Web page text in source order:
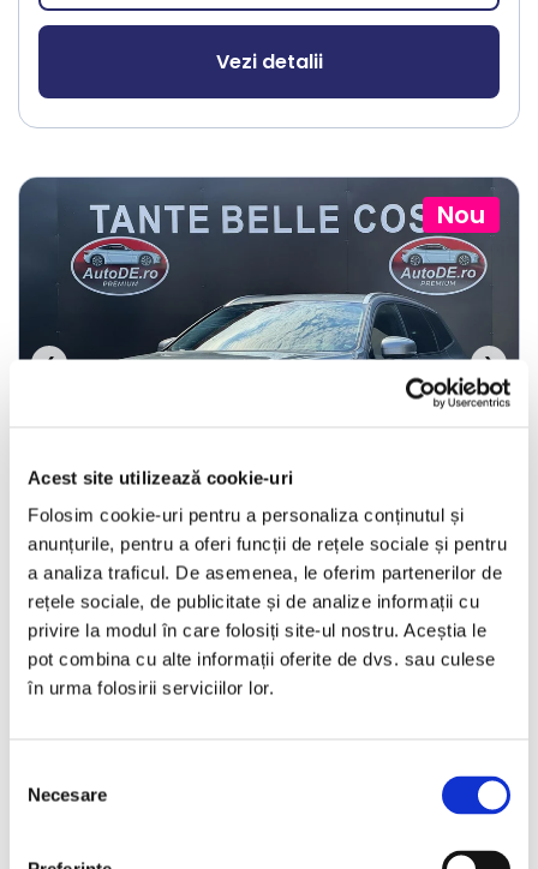
Acest site utilizează cookie-uri
Folosim cookie-uri pentru a personaliza conținutul și
anunțurile, pentru a oferi funcții de rețele sociale și pentru
a analiza traficul. De asemenea, le oferim partenerilor de
rețele sociale, de publicitate și de analize informații cu
privire la modul în care folosiți site-ul nostru. Aceștia le
pot combina cu alte informații oferite de dvs. sau culese
în urma folosirii serviciilor lor.
consimțământului
Necesare
Vezi detalii
Nou
❮ ❯
LIVRARE LA TINE ACASA
Volvo XC 60
2018 164950 km Diesel 190 HP Automata
€19.990